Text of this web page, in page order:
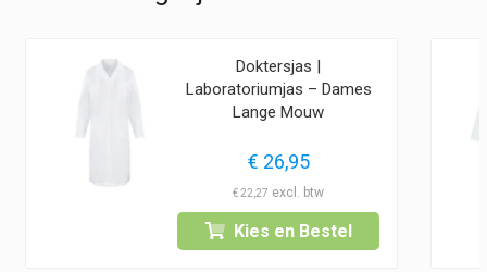
Doktersjas |
Laboratoriumjas – Dames
Lange Mouw
€ 26,95
€22,27
Kies en Bestel